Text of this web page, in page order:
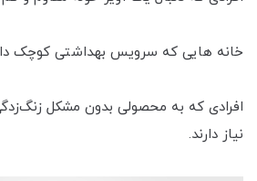
خانه هایی که سرویس بهداشتی کوچک
افرادی که به محصولی بدون مشکل
نیاز دارند.